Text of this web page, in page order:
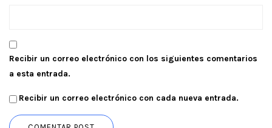
Recibir un correo electrónico con los siguientes comentarios
a esta entrada.
Recibir un correo electrónico con cada nueva entrada.